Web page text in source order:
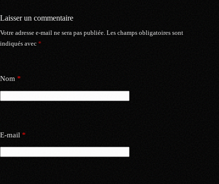
Laisser un commentaire
Votre adresse e-mail ne sera pas publiée. Les champs obligatoires sont
indiqués avec *
Nom *
E-mail *